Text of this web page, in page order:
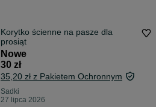
Korytko ścienne na pasze dla
prosiąt
Nowe
30 zł
35,20 zł z Pakietem Ochronnym
Sadki
27 lipca 2026